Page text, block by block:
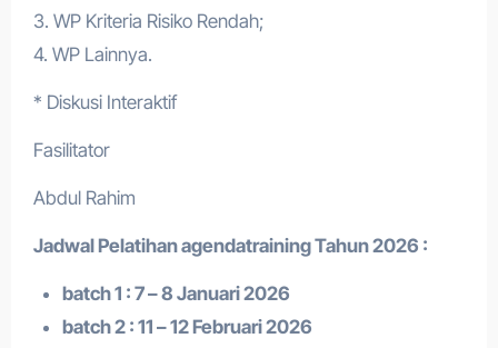
3. WP Kriteria Risiko Rendah;
4. WP Lainnya.
* Diskusi Interaktif
Fasilitator
Abdul Rahim
Jadwal Pelatihan agendatrainingTahun 2026 :
batch 1 : 7 – 8 Januari 2026
batch 2 : 11 – 12 Februari 2026